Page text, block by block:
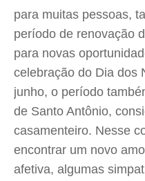
para muitas pessoas,
período de renovação
para novas
celebração do Dia dos
junho, o período
de Santo Antônio,
casamenteiro. Nesse
encontrar um novo
afetiva, algumas